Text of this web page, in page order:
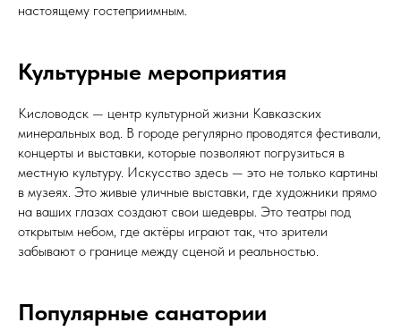
настоящему гостеприимным.
Культурные мероприятия
Кисловодск — центр культурной жизни Кавказских
минеральных вод. В городе регулярно проводятся фестивали,
концерты и выставки, которые позволяют погрузиться в
местную культуру. Искусство здесь — это не только картины
в музеях. Это живые уличные выставки, где художники прямо
на ваших глазах создают свои шедевры. Это театры под
открытым небом, где актёры играют так, что зрители
забывают о границе между сценой и реальностью.
Популярные санатории